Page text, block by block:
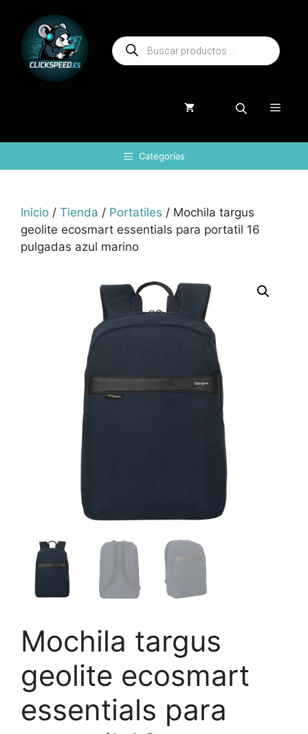
contenido
Búsqueda
de
productos
Menú
Categorías
Inicio / Tienda / Portatiles / Mochila targus
geolite ecosmart essentials para portatil 16
pulgadas azul marino
Mochila targus
geolite ecosmart
essentials para